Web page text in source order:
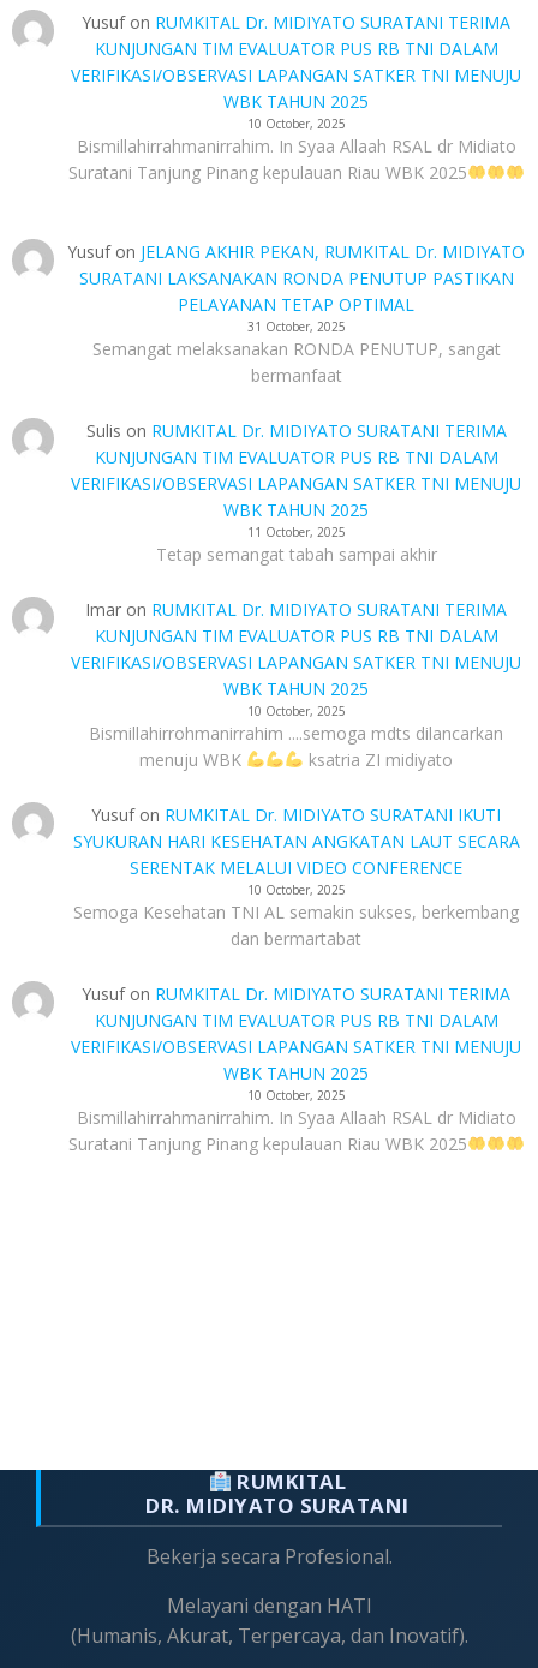
Yusufon RUMKITAL Dr. MIDIYATO SURATANI TERIMA
KUNJUNGAN TIM EVALUATOR PUS RB TNI DALAM
VERIFIKASI/OBSERVASI LAPANGAN SATKER TNI MENUJU
WBK TAHUN 2025
10 October, 2025
Bismillahirrahmanirrahim. In Syaa Allaah RSAL dr Midiato
Suratani Tanjung Pinang kepulauan Riau WBK 2025
Yusufon JELANG AKHIR PEKAN, RUMKITAL Dr. MIDIYATO
SURATANI LAKSANAKAN RONDA PENUTUP PASTIKAN
PELAYANAN TETAP OPTIMAL
31 October, 2025
Semangat melaksanakan RONDA PENUTUP, sangat
bermanfaat
Sulis on RUMKITAL Dr. MIDIYATO SURATANI TERIMA
KUNJUNGAN TIM EVALUATOR PUS RB TNI DALAM
VERIFIKASI/OBSERVASI LAPANGAN SATKER TNI MENUJU
WBK TAHUN 2025
11 October, 2025
Tetap semangat tabah sampai akhir
Imar on RUMKITAL Dr. MIDIYATO SURATANI TERIMA
KUNJUNGAN TIM EVALUATOR PUS RB TNI DALAM
VERIFIKASI/OBSERVASI LAPANGAN SATKER TNI MENUJU
WBK TAHUN 2025
10 October, 2025
Bismillahirrohmanirrahim ....semoga mdts dilancarkan
menuju WBK
ksatria ZI midiyato
Yusufon RUMKITAL Dr. MIDIYATO SURATANI IKUTI
SYUKURAN HARI KESEHATAN ANGKATAN LAUT SECARA
SERENTAK MELALUI VIDEO CONFERENCE
10 October, 2025
Semoga Kesehatan TNI AL semakin sukses, berkembang
dan bermartabat
Yusufon RUMKITAL Dr. MIDIYATO SURATANI TERIMA
KUNJUNGAN TIM EVALUATOR PUS RB TNI DALAM
VERIFIKASI/OBSERVASI LAPANGAN SATKER TNI MENUJU
WBK TAHUN 2025
10 October, 2025
Bismillahirrahmanirrahim. In Syaa Allaah RSAL dr Midiato
Suratani Tanjung Pinang kepulauan Riau WBK 2025
RUMKITAL
DR. MIDIYATO SURATANI
Bekerja secara Profesional.
Melayani dengan HATI
(Humanis, Akurat, Terpercaya, dan Inovatif).